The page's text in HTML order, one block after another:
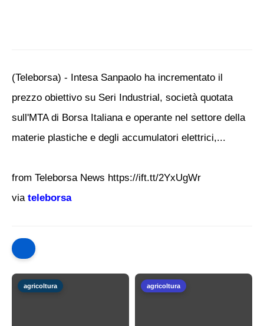
(Teleborsa) - Intesa Sanpaolo ha incrementato il
prezzo obiettivo su Seri Industrial, società quotata
sull'MTA di Borsa Italiana e operante nel settore della
materie plastiche e degli accumulatori elettrici,...
from Teleborsa News https://ift.tt/2YxUgWr
via teleborsa
agricoltura agricoltura